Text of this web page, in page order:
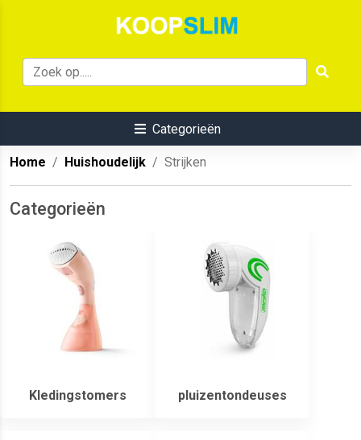
Categorieën
Home Huishoudelijk Strijken
Categorieën
Kledingstomers pluizentondeuses